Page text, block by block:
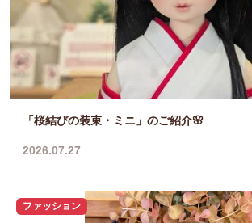
「桜結びの装束・ミニ」のご紹介🌸
2026.07.27
ファッション